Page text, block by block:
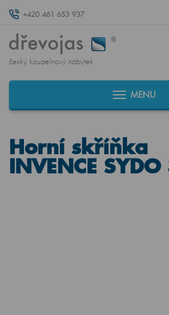
+420 461 653 937
český koupelnový nábytek
MENU
Horní skříňka
INVENCE